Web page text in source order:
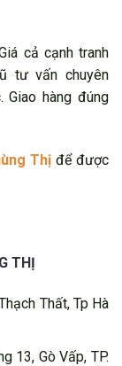
cả cạnh tranh
tư vấn chuyên
hàng đúng
Thị để được
THỊ
Thất, Tp Hà
13, Gò Vấp, TP.